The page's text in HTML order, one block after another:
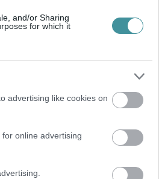
and/or Sharing
for which it
advertising like cookies on
online advertising
az
hiánnyal
mínuszt
hiányt
értek
szintén
eredetileg
most a 91